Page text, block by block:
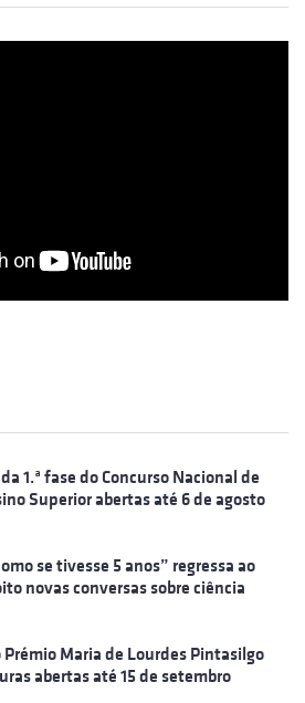
1.ª fase do Concurso Nacional de
Superior abertas até 6 de agosto
se tivesse 5 anos” regressa ao
novas conversas sobre ciência
Prémio Maria de Lourdes Pintasilgo
abertas até 15 de setembro